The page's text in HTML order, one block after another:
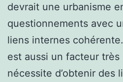
devrait une urbanisme
questionnements avec
liens internes
est aussi un facteur
nécessite d’obtenir des